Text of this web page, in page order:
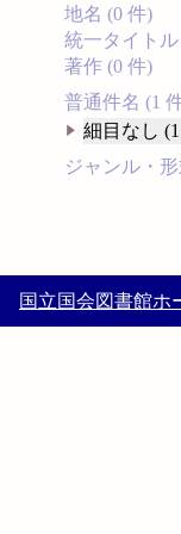
地名 (0 件)
統一タイトル
著作 (0 件)
普通件名 (1
細目なし
ジャンル・
国立国会図書館ホ